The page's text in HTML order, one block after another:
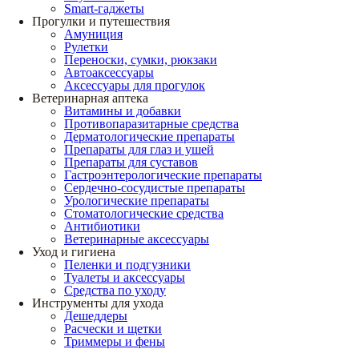
Smart-гаджеты
Прогулки и путешествия
Амуниция
Рулетки
Переноски, сумки, рюкзаки
Автоаксессуары
Аксессуары для прогулок
Ветеринарная аптека
Витамины и добавки
Противопаразитарные средства
Дерматологические препараты
Препараты для глаз и ушей
Препараты для суставов
Гастроэнтерологические препараты
Сердечно-сосудистые препараты
Урологические препараты
Стоматологические средства
Антибиотики
Ветеринарные аксессуары
Уход и гигиена
Пеленки и подгузники
Туалеты и аксессуары
Средства по уходу
Инструменты для ухода
Дешеддеры
Расчески и щетки
Триммеры и фены